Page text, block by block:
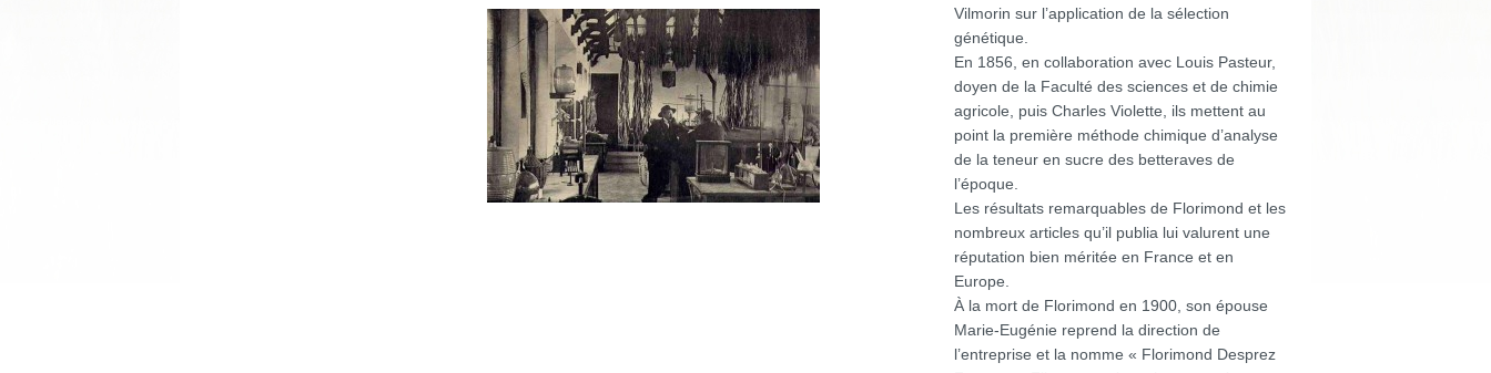
Vilmorin sur l’application de la sélection
génétique.
En 1856, en collaboration avec Louis Pasteur,
doyen de la Faculté des sciences et de chimie
agricole, puis Charles Violette, ils mettent au
point la première méthode chimique d’analyse
de la teneur en sucre des betteraves de
l’époque.
Les résultats remarquables de Florimond et les
nombreux articles qu’il publia lui valurent une
réputation bien méritée en France et en
Europe.
À la mort de Florimond en 1900, son épouse
Marie-Eugénie reprend la direction de
l’entreprise et la nomme « Florimond Desprez